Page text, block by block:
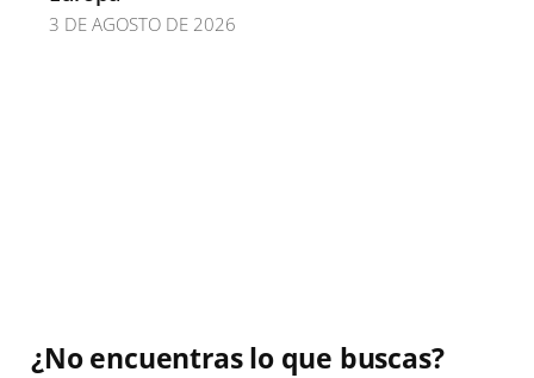
3 DE AGOSTO DE 2026
¿No encuentras lo que buscas?